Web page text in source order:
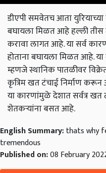
डीएपी समवेतच आता
बघायला मिळत आहे हल्ली
करावा लागत आहे. या सर्व
होताना बघायला मिळत आहे.
म्हणजे स्थानिक पातळीवर
कृत्रिम खत टंचाई निर्माण करून
या कारणांमुळे देशात सर्वत्र
शेतकऱ्यांना बसत आहे.
English Summary:thats why
tremendous
Published on:08 February